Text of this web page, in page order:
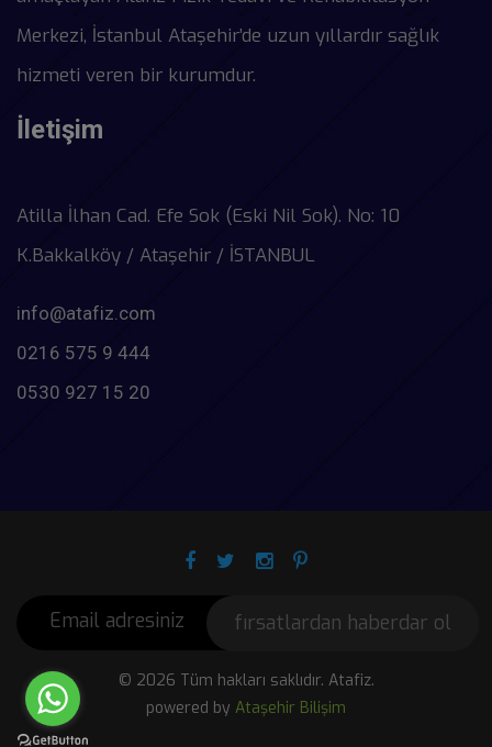
Merkezi, İstanbul Ataşehir’de uzun yıllardır sağlık
hizmeti veren bir kurumdur.
İletişim
Atilla İlhan Cad. Efe Sok (Eski Nil Sok). No: 10
K.Bakkalköy / Ataşehir / İSTANBUL
info@atafiz.com
0216 575 9 444
0530 927 15 20
fırsatlardan haberdar ol
© 2026 Tüm hakları saklıdır. Atafiz.
powered by Ataşehir Bilişim